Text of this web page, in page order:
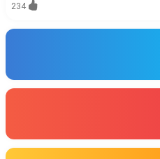
234